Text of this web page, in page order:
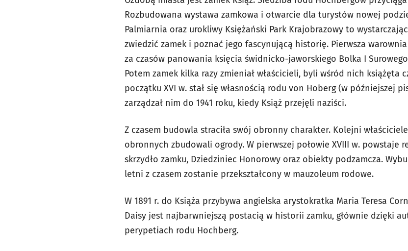
Rozbudowana wystawa zamkowa i otwarcie dla turystów nowej
Palmiarnia oraz urokliwy Księżański Park Krajobrazowy to
zwiedzić zamek i poznać jego fascynującą historię. Pierwsza
za czasów panowania księcia świdnicko-jaworskiego Bolka I
Potem zamek kilka razy zmieniał właścicieli, byli wśród nich książęta
początku XVI w. stał się własnością rodu von Hoberg (w późniejszej
zarządzał nim do 1941 roku, kiedy Książ przejęli naziści.
Z czasem budowla straciła swój obronny charakter. Kolejni
obronnych zbudowali ogrody. W pierwszej połowie XVIII w. powstaje
skrzydło zamku, Dziedziniec Honorowy oraz obiekty podzamcza.
letni z czasem zostanie przekształcony w mauzoleum rodowe.
W 1891 r. do Książa przybywa angielska arystokratka Maria Teresa
Daisy jest najbarwniejszą postacią w historii zamku, głównie dzięki
perypetiach rodu Hochberg.